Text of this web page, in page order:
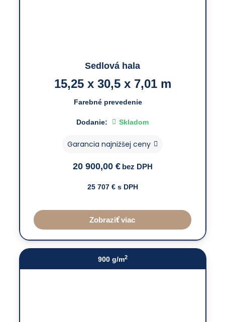
Sedlová hala
15,25 x 30,5 x 7,01 m
Farebné prevedenie
Dodanie: Skladom
Garancia najnižšej ceny
20 900,00 € bez DPH
25 707€ s DPH
Zobraziť viac
900 g/m2